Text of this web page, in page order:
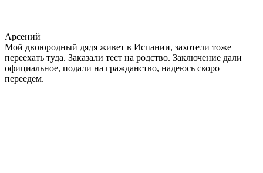
Арсений
Мой двоюродный дядя живет в Испании, захотели тоже
переехать туда. Заказали тест на родство. Заключение дали
официальное, подали на гражданство, надеюсь скоро
переедем.